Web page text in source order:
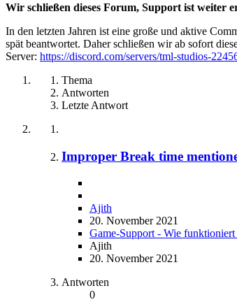
Wir schließen dieses Forum, Support ist weiter
In den letzten Jahren ist eine große und aktive
spät beantwortet. Daher schließen wir ab sofort
Server: https://discord.com/servers/tml-studios-
Thema
Antworten
Letzte Antwort
Improper Break time
Ajith
20. November 2021
Game-Support - Wie funktioniert
Ajith
20. November 2021
Antworten
0